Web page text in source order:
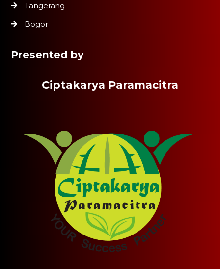
Tangerang
Bogor
Presented by
Ciptakarya Paramacitra